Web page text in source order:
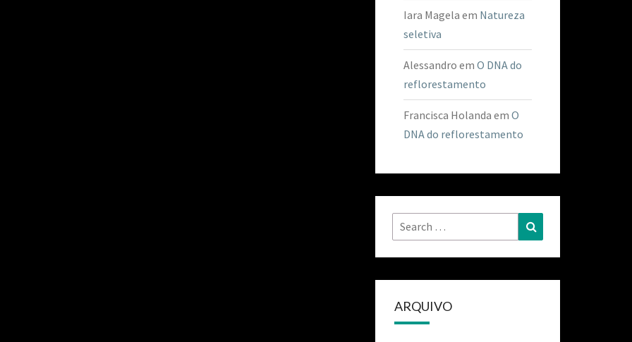
Iara Magela em Natureza
seletiva
Alessandro em O DNA do
reflorestamento
Francisca Holanda em O
DNA do reflorestamento
ARQUIVO